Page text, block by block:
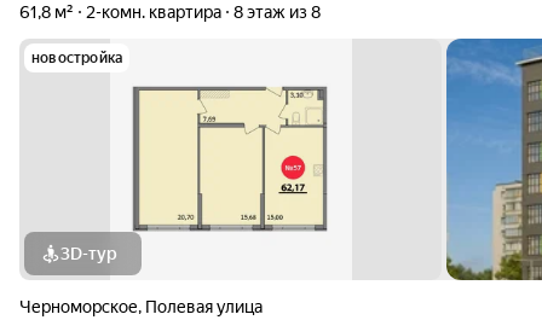
61,8 м² 2-комн. квартира 8 этаж из 8
новостройка
3D-тур
Черноморское, Полевая улица